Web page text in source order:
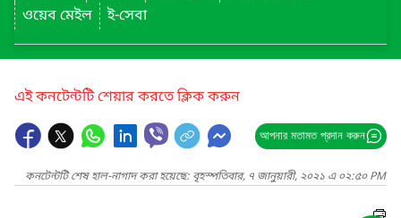
ওয়েব মেইল
ই-সেবা
এই কনটেন্টটি শেয়ার করতে ক্লিক করুন
আপনার মতামত প্রদান করুন
কনটেন্টটি শেষ হাল-নাগাদ করা হয়েছে: বৃহস্পতিবার, ৭ জানুয়ারী, ২০২১ এ ০২:৫০ PM